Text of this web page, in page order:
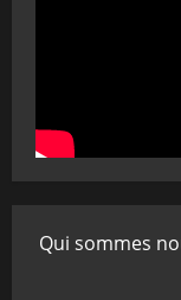
Qui sommes